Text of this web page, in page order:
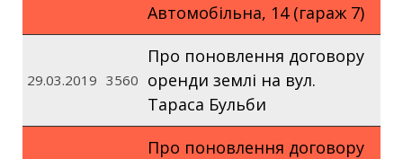
Автомобільна, 14 (гараж 7)
29.03.2019 3560
Про поновлення договору
оренди землі на вул.
Тараса Бульби
Про поновлення договору